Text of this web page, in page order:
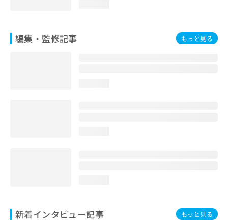
編集・監修記事 もっと見る
新着インタビュー記事 もっと見る